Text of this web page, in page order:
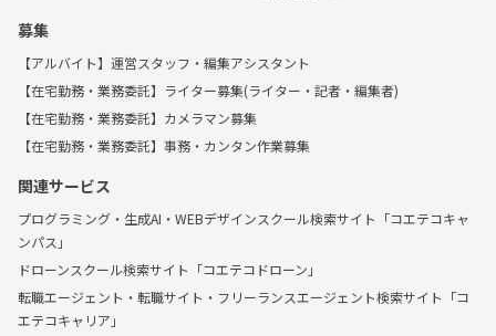
募集
【アルバイト】運営スタッフ・編集アシスタント
【在宅勤務・業務委託】ライター募集(ライター・記者・編集者)
【在宅勤務・業務委託】カメラマン募集
【在宅勤務・業務委託】事務・カンタン作業募集
関連サービス
プログラミング・生成AI・WEBデザインスクール検索サイト「コエテコキャ
ンパス」
ドローンスクール検索サイト「コエテコドローン」
転職エージェント・転職サイト・フリーランスエージェント検索サイト「コ
エテコキャリア」